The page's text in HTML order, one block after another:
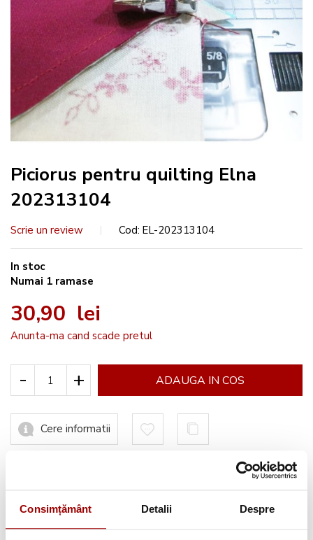
Consimțământ Detalii Despre
Piciorus pentru quilting Elna
202313104
Scrie un review Cod EL-202313104
In stoc
Numai 1 ramase
30,90 lei
Anunta-ma cand scade pretul
- + ADAUGA IN COS
Cere informatii
Informatii conformitate produs